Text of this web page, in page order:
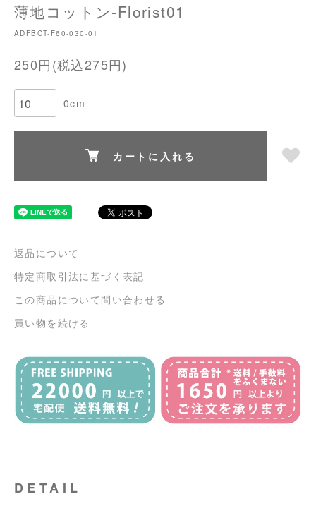
薄地コットン-Florist01
ADFBCT-F60-030-01
250円(税込275円)
0cm
カートに入れる
返品について
特定商取引法に基づく表記
この商品について問い合わせる
買い物を続ける
DETAIL